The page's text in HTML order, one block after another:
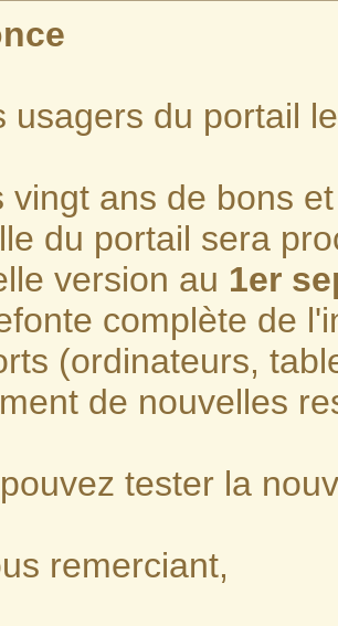
usagers du portail
vingt ans de bons
du portail sera
version au 1er
complète de
(ordinateurs,
de nouvelles
tester la
remerciant,